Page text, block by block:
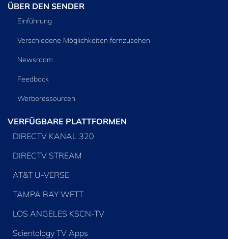
ÜBER DEN SENDER
Einführung
Verschiedene Möglichkeiten fernzusehen
Newsroom
Feedback
Werberessourcen
VERFÜGBARE PLATTFORMEN
DIRECTV KANAL 320
DIRECTV STREAM
AT&T U-VERSE
TAMPA BAY WFTT
LOS ANGELES KSCN-TV
Scientology TV Apps